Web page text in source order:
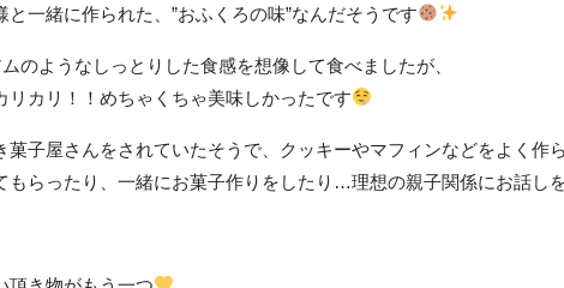
と一緒に作られた、”おふくろの味”なんだそうです
のようなしっとりした食感を想像して食べましたが、
リカリ！！めちゃくちゃ美味しかったです
菓子屋さんをされていたそうで、クッキーやマフィンなどをよく作
もらったり、一緒にお菓子作りをしたり…理想の親子関係にお話し